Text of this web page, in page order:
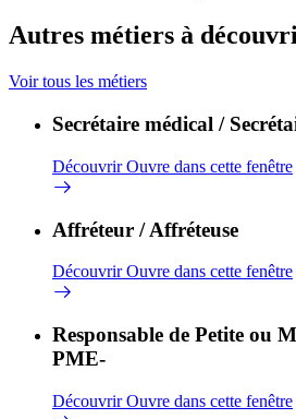
Autres métiers à
Voir tous les métiers
Secrétaire médical /
DécouvrirOuvre dans cette fenêtre
Affréteur / Affréteuse
DécouvrirOuvre dans cette fenêtre
Responsable de Petite ou
PME-
DécouvrirOuvre dans cette fenêtre